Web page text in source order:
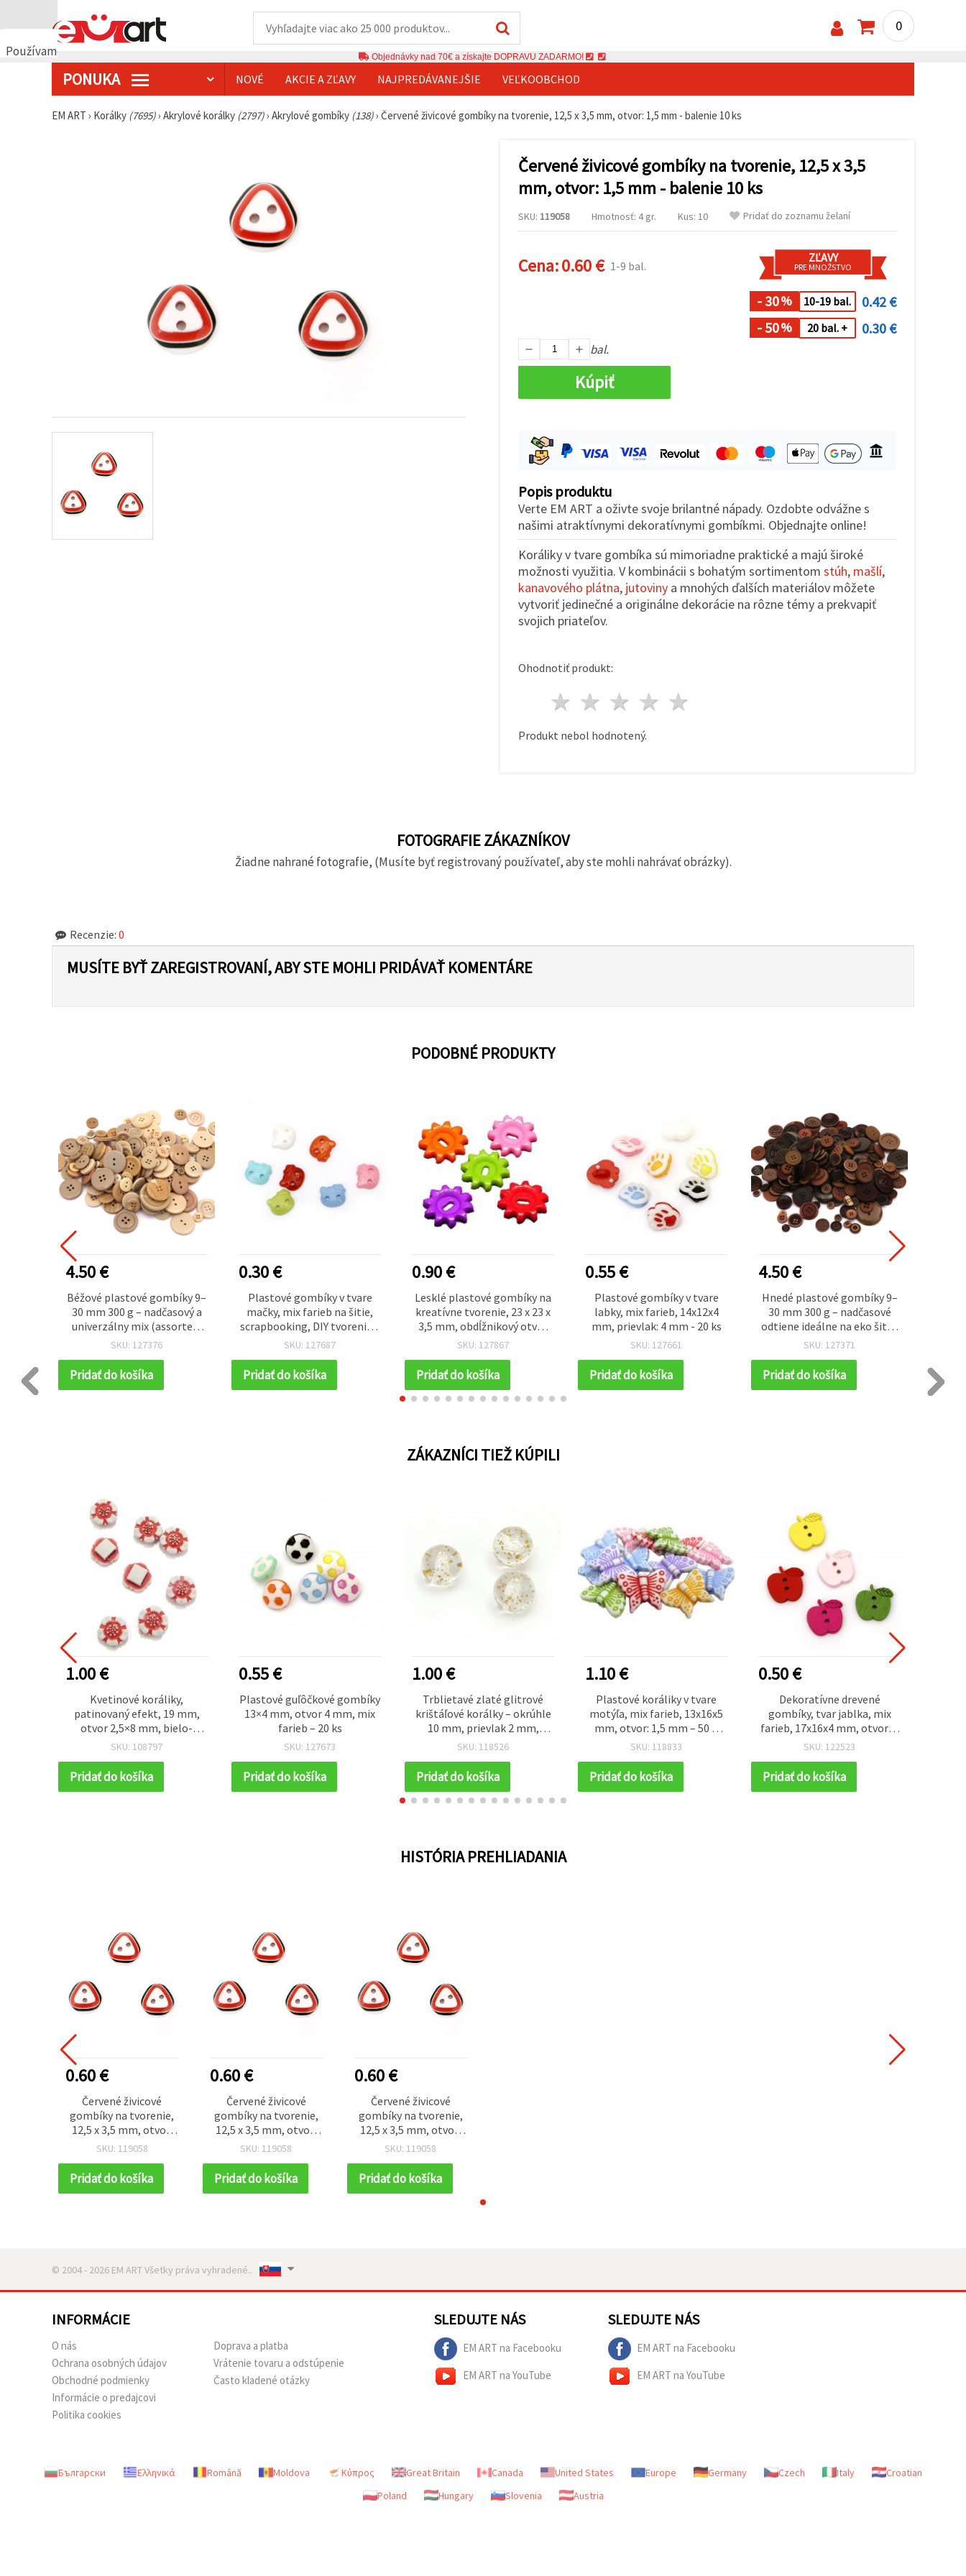
Používame
0
Objednávky nad 70€ a získajte DOPRAVU ZADARMO!
PONUKA NOVÉ AKCIE A ZĽAVY NAJPREDÁVANEJŠIE VEĽKOOBCHOD
EM ART › Korálky (7695)› Akrylové korálky (2797)› Akrylové gombíky (138)› Červené živicové gombíky na tvorenie, 12,5 x 3,5 mm, otvor: 1,5 mm - balenie 10 ks
Červené živicové gombíky na tvorenie, 12,5 x 3,5
mm, otvor: 1,5 mm - balenie 10 ks
SKU: 119058 Hmotnosť: 4 gr. Kus: 10 Pridať do zoznamu želaní
Cena:0.60 € 1-9 bal.
ZĽAVY
PRE MNOŽSTVO
- 30% 10-19 bal.
0.42 €
- 50% 20 bal. + 0.30 €
bal.
Kúpiť
Popis produktu
Verte EM ART a oživte svoje brilantné nápady. Ozdobte odvážne s
našimi atraktívnymi dekoratívnymi gombíkmi. Objednajte online!
Koráliky v tvare gombíka sú mimoriadne praktické a majú široké
možnosti využitia. V kombinácii s bohatým sortimentom stúh, mašlí,
kanavového plátna, jutoviny a mnohých ďalších materiálov môžete
vytvoriť jedinečné a originálne dekorácie na rôzne témy a prekvapiť
svojich priateľov.
Ohodnotiť produkt:
4 hviezdy
3 hviezdy
2 hviezdy
1 hviezda
Produkt nebol hodnotený.
FOTOGRAFIE ZÁKAZNÍKOV
Žiadne nahrané fotografie, (Musíte byť registrovaný používateľ, aby ste mohli nahrávať obrázky).
Recenzie: 0
MUSÍTE BYŤ ZAREGISTROVANÍ, ABY STE MOHLI PRIDÁVAŤ KOMENTÁRE
PODOBNÉ PRODUKTY
4.50 €
Béžové plastové gombíky 9–
30 mm 300 g – nadčasový a
univerzálny mix (assorted)
ideálny na DIY tvorenie,
SKU: 127376
Pridať do košíka
0.30 €
Plastové gombíky v tvare
mačky, mix farieb na šitie,
scrapbooking, DIY tvorenie a
domáce dekorácie, 13 x 12 x 3
SKU: 127687
Pridať do košíka
0.90 €
Lesklé plastové gombíky na
kreatívne tvorenie, 23 x 23 x
3,5 mm, obdĺžnikový otvor
2,5 x 6 mm, mix farieb -
SKU: 127867
Pridať do košíka
0.55 €
Plastové gombíky v tvare
labky, mix farieb, 14x12x4
mm, prievlak: 4 mm - 20 ks
SKU: 127661
Pridať do košíka
4.50 €
Hnedé plastové gombíky 9–
30 mm 300 g – nadčasové
odtiene ideálne na eko šitie,
kreatívne tvorenie, DIY a
SKU: 127371
Pridať do košíka
ZÁKAZNÍCI TIEŽ KÚPILI
1.00 €
Kvetinové koráliky,
patinovaný efekt, 19 mm,
otvor 2,5×8 mm, bielo-
červený mix, 50 g (~64 ks)
SKU: 108797
Pridať do košíka
0.55 €
Plastové guľôčkové gombíky
13×4 mm, otvor 4 mm, mix
farieb – 20 ks
SKU: 127673
Pridať do košíka
1.00 €
Trblietavé zlaté glitrové
krištáľové korálky – okrúhle
10 mm, prievlak 2 mm,
balenie ~35 ks (20 g)
SKU: 118526
Pridať do košíka
1.10 €
Plastové koráliky v tvare
motýľa, mix farieb, 13x16x5
mm, otvor: 1,5 mm – 50 g
(cca 123 ks)
SKU: 118833
Pridať do košíka
0.50 €
Dekoratívne drevené
gombíky, tvar jablka, mix
farieb, 17x16x4 mm, otvor Ø
1,5 mm, sada 10 ks - na šitie,
pohľadníc a DIY dekorácie
SKU: 122523
Pridať do košíka
HISTÓRIA PREHLIADANIA
0.60 €
Červené živicové
gombíky na tvorenie,
12,5 x 3,5 mm, otvor:
1,5 mm - balenie 10 ks
SKU: 119058
Pridať do košíka
0.60 €
Červené živicové
gombíky na tvorenie,
12,5 x 3,5 mm, otvor:
1,5 mm - balenie 10 ks
SKU: 119058
Pridať do košíka
0.60 €
Červené živicové
gombíky na tvorenie,
12,5 x 3,5 mm, otvor:
1,5 mm - balenie 10 ks
SKU: 119058
Pridať do košíka
© 2004 - 2026 EM ART Všetky práva vyhradené..
INFORMÁCIE
O nás
Ochrana osobných údajov
Obchodné podmienky
Informácie o predajcovi
Politika cookies
Doprava a platba
Vrátenie tovaru a odstúpenie
Často kladené otázky
SLEDUJTE NÁS
EM ART na Facebooku
EM ART na YouTube
SLEDUJTE NÁS
EM ART na Facebooku
EM ART na YouTube
Български Ελληνικά Română Moldova Κύπρος Great Britain Canada United States Europe Germany Czech Italy
Croatian
Poland
Hungary Slovenia Austria